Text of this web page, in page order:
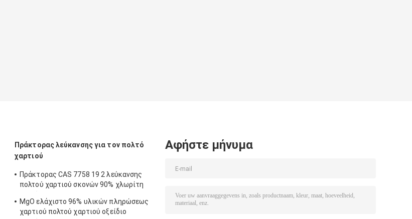
Πράκτορας λεύκανσης για τον πολτό
χαρτιού
Πράκτορας CAS 7758 19 2 λεύκανσης
πολτού χαρτιού σκονών 90% χλωρίτη
MgO ελάχιστο 96% υλικών πληρώσεως
χαρτιού πολτού χαρτιού οξείδιο
Αφήστε μήνυμα